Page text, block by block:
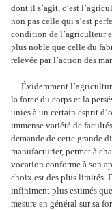
dont il s’agit, c’est
non pas celle qui s’est
condition de l’agriculteur
plus noble que celle du
relevée par l’action des
Évidemment
la force du corps et la
unies à un certain esprit
immense variété de
demande de cette grande
manufacturier, permet à
vocation conforme à son
choix est des plus limités.
infiniment plus estimés
mesure en général sur sa